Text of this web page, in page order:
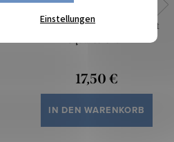
Einstellungen
Sweatstoff digital – Minecraft
17,50 €
IN DEN WARENKORB